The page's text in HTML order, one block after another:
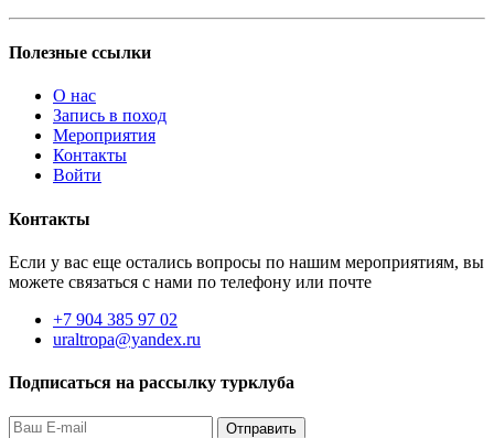
Полезные ссылки
О нас
Запись в поход
Мероприятия
Контакты
Войти
Контакты
Если у вас еще остались вопросы по нашим мероприятиям, вы
можете связаться с нами по телефону или почте
+7 904 385 97 02
uraltropa@yandex.ru
Подписаться на рассылку турклуба